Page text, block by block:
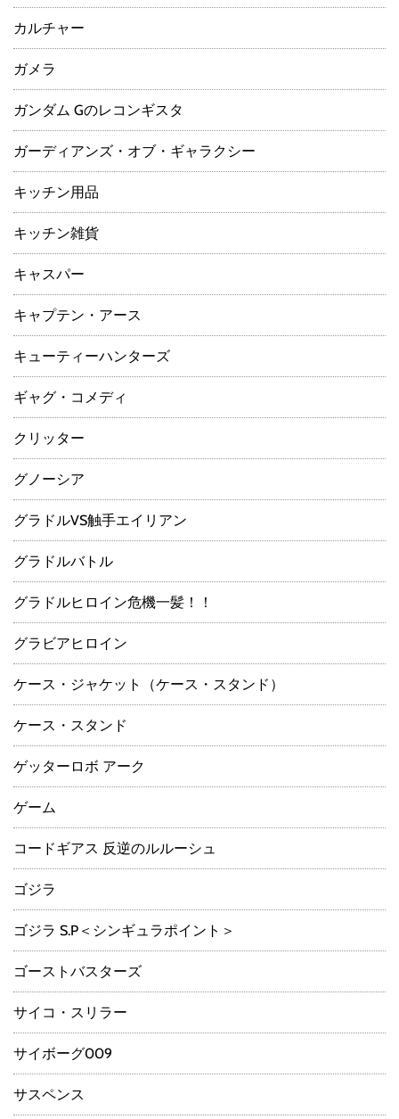
カルチャー
ガメラ
ガンダム Gのレコンギスタ
ガーディアンズ・オブ・ギャラクシー
キッチン用品
キッチン雑貨
キャスパー
キャプテン・アース
キューティーハンターズ
ギャグ・コメディ
クリッター
グノーシア
グラドルVS触手エイリアン
グラドルバトル
グラドルヒロイン危機一髪！！
グラビアヒロイン
ケース・ジャケット（ケース・スタンド）
ケース・スタンド
ゲッターロボ アーク
ゲーム
コードギアス 反逆のルルーシュ
ゴジラ
ゴジラ S.P＜シンギュラポイント＞
ゴーストバスターズ
サイコ・スリラー
サイボーグ009
サスペンス